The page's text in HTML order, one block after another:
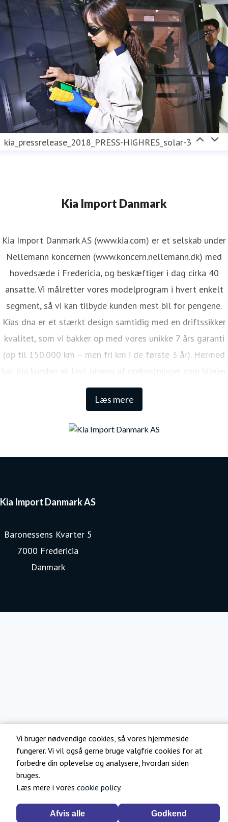
Vi bruger nødvendige cookies, så vores hjemmeside
fungerer. Vi vil også gerne bruge valgfrie cookies for at
forbedre din oplevelse og analysere, hvordan siden
bruges.
Læs mere i vores cookie policy.
Afvis alle Godkend
kia_pressrelease_2018_PRESS-HIGHRES_solar-3
Kia Import Danmark
Læs mere
Kia Import Danmark AS (www.kia.com) er et selskab under
Nellemann koncernen (www.koncern.nellemann.dk) med
hovedsæde i Fredericia, og beskæftiger i dag cirka 40
ansatte. Vi målretter vores modelprogram i hvert enkelt
segment, så vi kan tilbyde kunden mest bil for pengene.
Kias dna er et stærkt design samtidig med en driftssikker
kvalitet, som vi bakker op med vores unikke 7 års garanti
(op til 150.000 km – men fri km i de første 3 år). Hermed
har Kia kunden et lavt niveau af omkostninger som bilejer.
Den lange garanti sikrer samtidig én af de højeste
restværdier i markedet.
Kia Import Danmark AS
Baronessens Kvarter 5
7000 Fredericia
Danmark